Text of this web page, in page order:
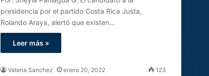
presidencia por el partido Costa Rica Justa,
Rolando Araya, alertó que existen…
Leer más »
Valeria Sanchez enero 20, 2022 123